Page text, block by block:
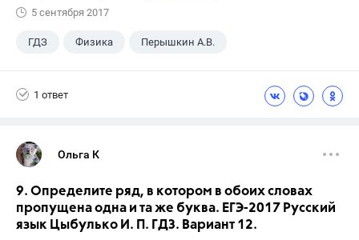
5 сентября 2017
ГДЗ Физика Перышкин А.В.
1 ответ
Ольга К
9. Определите ряд, в котором в обоих словах
пропущена одна и та же буква. ЕГЭ-2017 Русский
язык Цыбулько И. П. ГДЗ. Вариант 12.